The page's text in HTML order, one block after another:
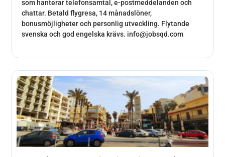
som hanterar telefonsamtal, e-postmeddelanden och
chattar. Betald flygresa, 14 månadslöner,
bonusmöjligheter och personlig utveckling. Flytande
svenska och god engelska krävs. info@jobsqd.com